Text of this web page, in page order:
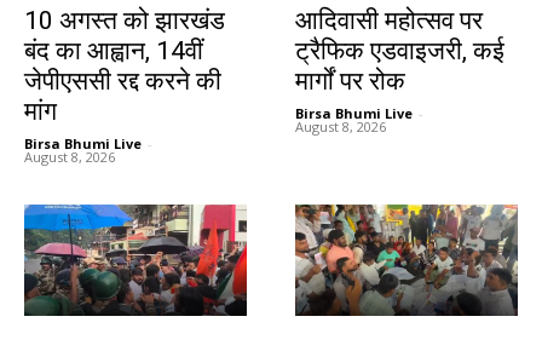
10 अगस्त को झारखंड
बंद का आह्वान, 14वीं
जेपीएससी रद्द करने की
मांग
Birsa Bhumi Live -
August 8, 2026
आदिवासी महोत्सव पर
ट्रैफिक एडवाइजरी, कई
मार्गों पर रोक
Birsa Bhumi Live -
August 8, 2026